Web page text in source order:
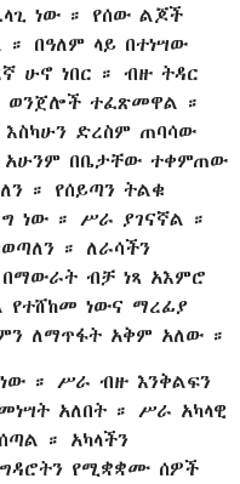
ነው ። የሰው ልጆች
። በዓለም ላይ በተነሣው
ሁኖ ነበር ። ብዙ ትዳር
ወንጀሎች ተፈጽመዋል ።
ድረስም ጠባሳው
አሁንም በቤታቸው ተቀምጠው
። የሰይጣን ትልቁ
ነው ። ሥራ ያገናኛል ።
። ለራሳችን
በማውራት ብቻ ነጻ አእምሮ
የተሸከመ ነውና ማረፊያ
ለማጥፋት አቅም አለው ።
። ሥራ ብዙ እንቅልፍን
አለበት ። ሥራ አካላዊ
። አካላችን
የሚቋቋሙ ሰዎች